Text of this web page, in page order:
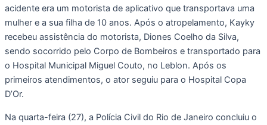
acidente era um motorista de aplicativo que transportava uma
mulher e a sua filha de 10 anos. Após o atropelamento, Kayky
recebeu assistência do motorista, Diones Coelho da Silva,
sendo socorrido pelo Corpo de Bombeiros e transportado para
o Hospital Municipal Miguel Couto, no Leblon. Após os
primeiros atendimentos, o ator seguiu para o Hospital Copa
D’Or.
Na quarta-feira (27), a Polícia Civil do Rio de Janeiro concluiu o